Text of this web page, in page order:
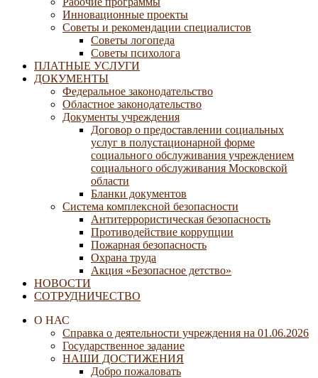
Инновационные проекты
Советы и рекомендации специалистов
Советы логопеда
Советы психолога
ПЛАТНЫЕ УСЛУГИ
ДОКУМЕНТЫ
Федеральное законодательство
Областное законодательство
Документы учреждения
Договор о предоставлении социальных
услуг в полустационарной форме
социального обслуживания учреждением
социального обслуживания Московской
области
Бланки документов
Система комплексной безопасности
Антитеррористическая безопасность
Противодействие коррупции
Пожарная безопасность
Охрана труда
Акция «Безопасное детство»
НОВОСТИ
СОТРУДНИЧЕСТВО
О НАС
Справка о деятельности учреждения на 01.06.2026
Государственное задание
НАШИ ДОСТИЖЕНИЯ
Добро пожаловать